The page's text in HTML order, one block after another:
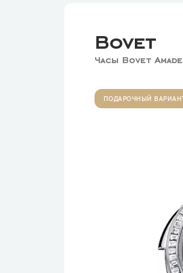
Bovet
Часы Bovet
ПОДАРОЧНЫЙ